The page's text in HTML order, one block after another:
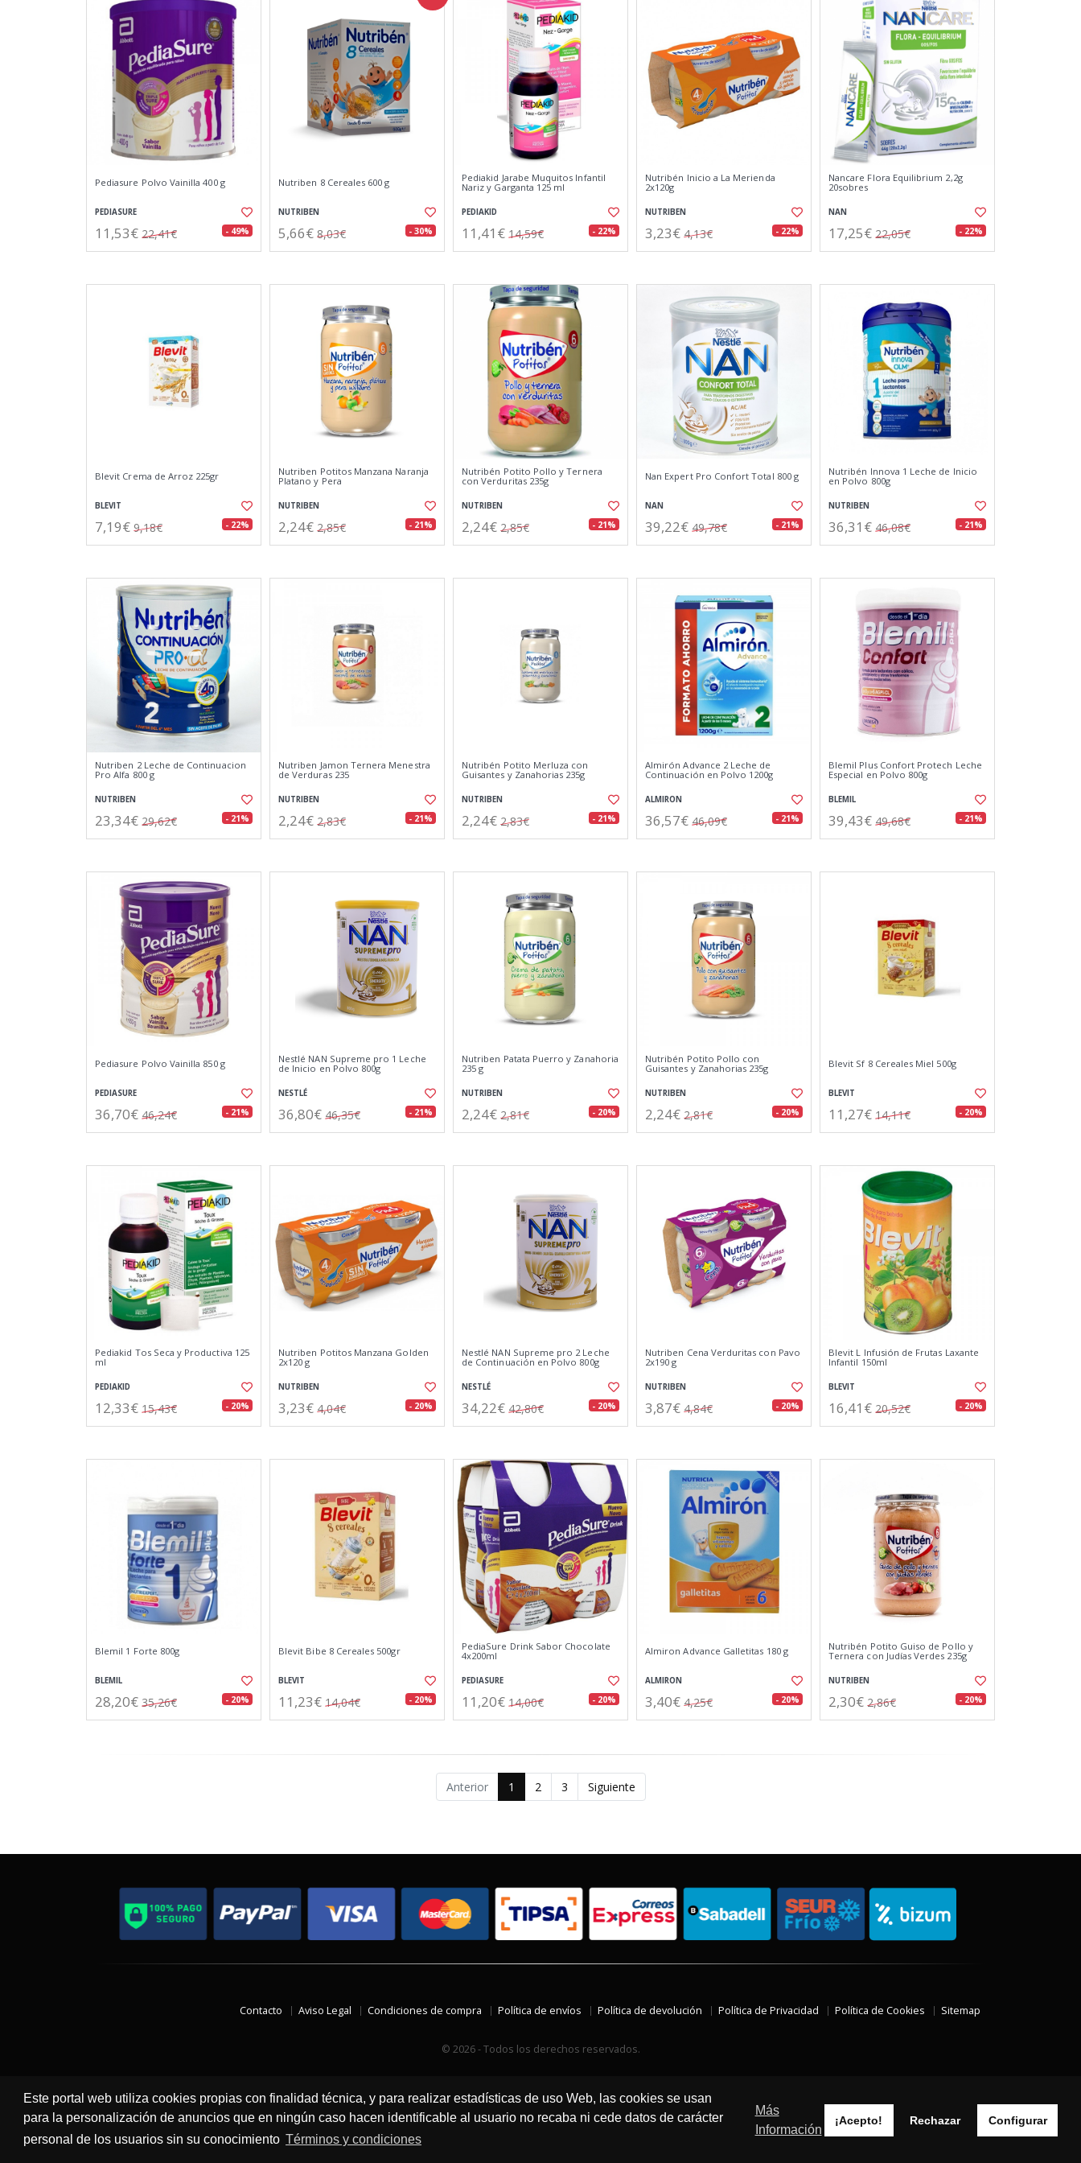
Este portal web utiliza cookies propias con finalidad técnica, y para realizar estadísticas de uso Web, las cookies se usan
para la personalización de anuncios que en ningún caso hacen identificable al usuario no recaba ni cede datos de carácter
personal de los usuarios sin su conocimiento Términos y condiciones
Más
Información
¡Acepto! Rechazar Configurar
Pediasure Polvo Vainilla 400 g
PEDIASURE
11,53€ 22,41€ - 49%
Nutriben 8 Cereales 600 g
NUTRIBEN
5,66€ 8,03€ - 30%
Pediakid Jarabe Muquitos Infantil
Nariz y Garganta 125 ml
PEDIAKID
11,41€ 14,59€ - 22%
Nutribén Inicio a La Merienda
2x120g
NUTRIBEN
3,23€ 4,13€ - 22%
Nancare Flora Equilibrium 2,2g
20sobres
NAN
17,25€ 22,05€ - 22%
Blevit Crema de Arroz 225gr
BLEVIT
7,19€ 9,18€ - 22%
Nutriben Potitos Manzana Naranja
Platano y Pera
NUTRIBEN
2,24€ 2,85€ - 21%
Nutribén Potito Pollo y Ternera
con Verduritas 235g
NUTRIBEN
2,24€ 2,85€ - 21%
Nan Expert Pro Confort Total 800 g
NAN
39,22€ 49,78€ - 21%
Nutribén Innova 1 Leche de Inicio
en Polvo 800g
NUTRIBEN
36,31€ 46,08€ - 21%
Nutriben 2 Leche de Continuacion
Pro Alfa 800 g
NUTRIBEN
23,34€ 29,62€ - 21%
Nutriben Jamon Ternera Menestra
de Verduras 235
NUTRIBEN
2,24€ 2,83€ - 21%
Nutribén Potito Merluza con
Guisantes y Zanahorias 235g
NUTRIBEN
2,24€ 2,83€ - 21%
Almirón Advance 2 Leche de
Continuación en Polvo 1200g
ALMIRON
36,57€ 46,09€ - 21%
Blemil Plus Confort Protech Leche
Especial en Polvo 800g
BLEMIL
39,43€ 49,68€ - 21%
Pediasure Polvo Vainilla 850 g
PEDIASURE
36,70€ 46,24€ - 21%
Nestlé NAN Supreme pro 1 Leche
de Inicio en Polvo 800g
NESTLÉ
36,80€ 46,35€ - 21%
Nutriben Patata Puerro y Zanahoria
235 g
NUTRIBEN
2,24€ 2,81€ - 20%
Nutribén Potito Pollo con
Guisantes y Zanahorias 235g
NUTRIBEN
2,24€ 2,81€ - 20%
Blevit Sf 8 Cereales Miel 500g
BLEVIT
11,27€ 14,11€ - 20%
Pediakid Tos Seca y Productiva 125
ml
PEDIAKID
12,33€ 15,43€ - 20%
Nutriben Potitos Manzana Golden
2x120 g
NUTRIBEN
3,23€ 4,04€ - 20%
Nestlé NAN Supreme pro 2 Leche
de Continuación en Polvo 800g
NESTLÉ
34,22€ 42,80€ - 20%
Nutriben Cena Verduritas con Pavo
2x190 g
NUTRIBEN
3,87€ 4,84€ - 20%
Blevit L Infusión de Frutas Laxante
Infantil 150ml
BLEVIT
16,41€ 20,52€ - 20%
Blemil 1 Forte 800g
BLEMIL
28,20€ 35,26€ - 20%
Blevit Bibe 8 Cereales 500gr
BLEVIT
11,23€ 14,04€ - 20%
PediaSure Drink Sabor Chocolate
4x200ml
PEDIASURE
11,20€ 14,00€ - 20%
Almiron Advance Galletitas 180 g
ALMIRON
3,40€ 4,25€ - 20%
Nutribén Potito Guiso de Pollo y
Ternera con Judías Verdes 235g
NUTRIBEN
2,30€ 2,86€ - 20%
Anterior 1 2 3 Siguiente
Contacto Aviso Legal Condiciones de compra Política de envíos Política de devolución Política de Privacidad Política de Cookies Sitemap
© 2026 - Todos los derechos reservados.